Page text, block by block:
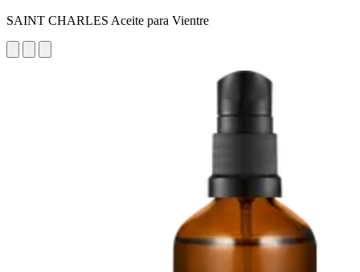
SAINT CHARLES Aceite para Vientre